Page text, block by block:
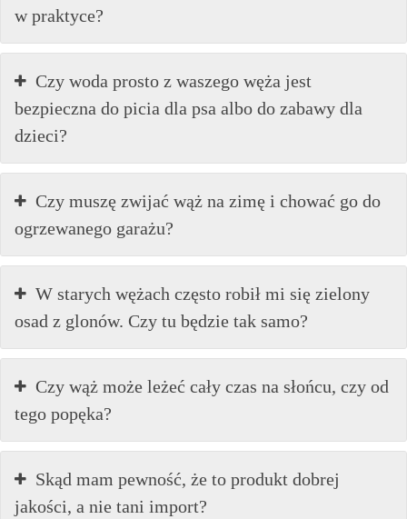
w praktyce?
Czy woda prosto z waszego węża jest
bezpieczna do picia dla psa albo do zabawy dla
dzieci?
Czy muszę zwijać wąż na zimę i chować go do
ogrzewanego garażu?
W starych wężach często robił mi się zielony
osad z glonów. Czy tu będzie tak samo?
Czy wąż może leżeć cały czas na słońcu, czy od
tego popęka?
Skąd mam pewność, że to produkt dobrej
jakości, a nie tani import?